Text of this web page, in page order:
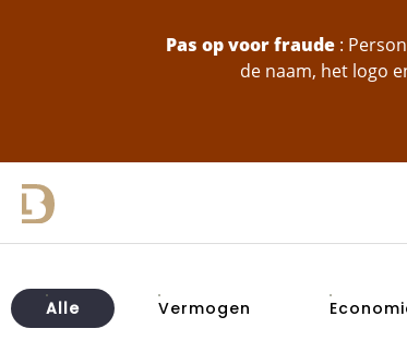
Pas op voor fraude :
de naam, het logo
Alle Vermogen